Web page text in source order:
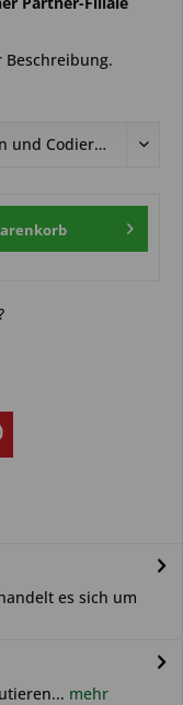
es sich um
mehr